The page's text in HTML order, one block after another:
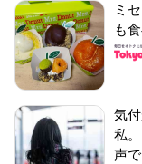
ミ
も
気
私
声